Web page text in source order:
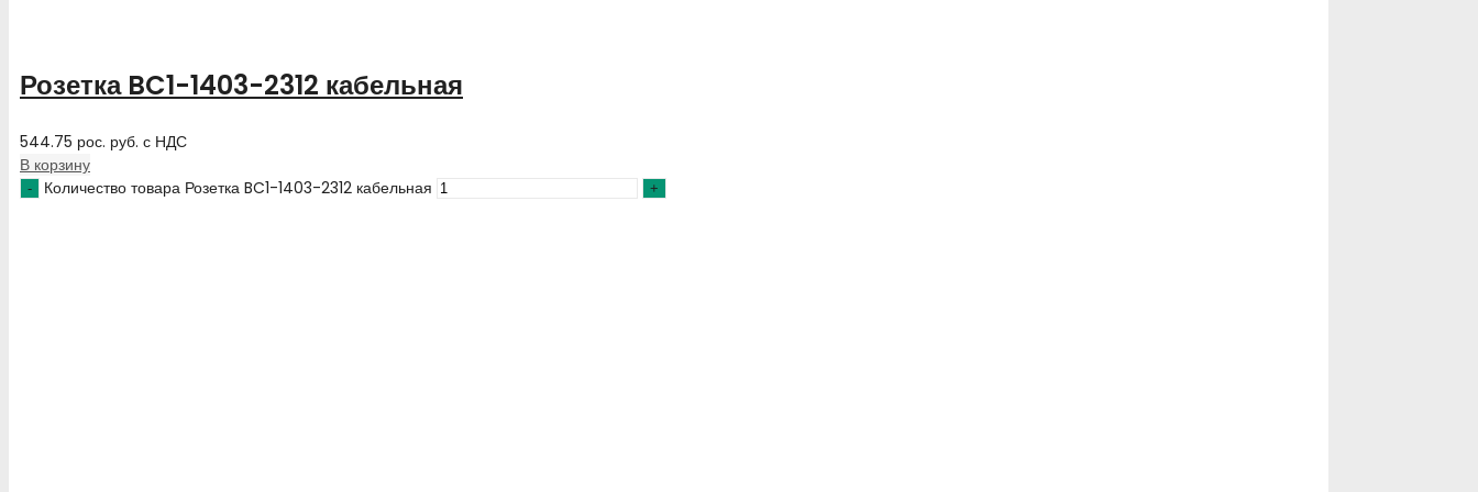
Розетка BC1-1403-2312 кабельная
544.75 рос. руб. с НДС
В корзину
Количество товара Розетка BC1-1403-2312 кабельная